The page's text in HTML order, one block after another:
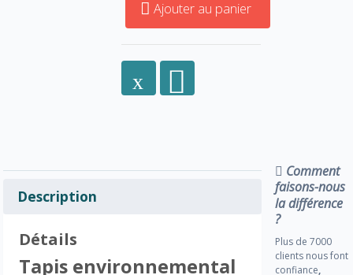
Ajouter au panier
Description
Détails
Tapis environnemental
Comment
faisons-nous
la différence
?
Plus de 7000
clients nous font
confiance,